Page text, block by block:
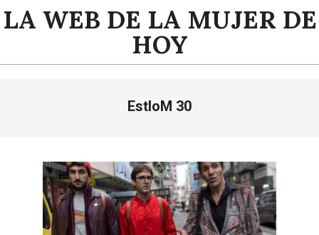
Saltar
alLA WEB DE LA MUJER DE
HOY
EstloM 30